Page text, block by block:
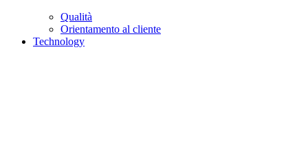
Qualità
Orientamento al cliente
Technology